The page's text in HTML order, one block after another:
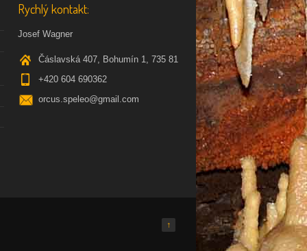
Rychlý kontakt:
Josef Wagner
Čáslavská 407, Bohumín 1, 735 81
+420 604 690362
orcus.speleo@gmail.com
↑